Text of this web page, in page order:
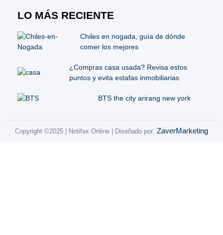
LO MÁS RECIENTE
Chiles en nogada, guía de dónde
comer los mejores
¿Compras casa usada? Revisa estos
puntos y evita estafas inmobiliarias
BTS the city arirang new york
Copyright ©2025 | Notifax Online | Diseñado por: ZaverMarketing